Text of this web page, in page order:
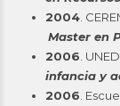
2004.
Master en
2006 . UNED.
infancia y
2006 .